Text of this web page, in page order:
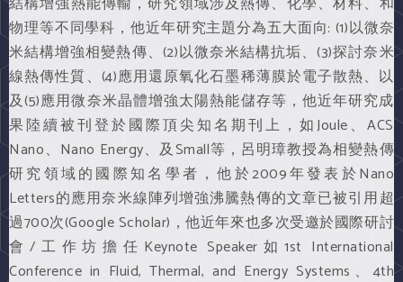
物理等不同學科，他近年研究主題分為五大面向: (1)以微奈
米結構增強相變熱傳、(2)以微奈米結構抗垢、(3)探討奈米
線熱傳性質、(4)應用還原氧化石墨稀薄膜於電子散熱、以
及(5)應用微奈米晶體增強太陽熱能儲存等，他近年研究成
果陸續被刊登於國際頂尖知名期刊上，如Joule、ACS
Nano、Nano Energy、及Small等，呂明璋教授為相變熱傳
研究領域的國際知名學者，他於2009年發表於Nano
Letters的應用奈米線陣列增強沸騰熱傳的文章已被引用超
過700次(Google Scholar)，他近年來也多次受邀於國際研討
會/工作坊擔任Keynote Speaker如1st International
Conference in Fluid, Thermal, and Energy Systems、4th